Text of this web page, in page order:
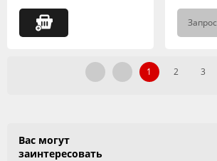
Запрос
1 2 3
Вас могут
заинтересовать